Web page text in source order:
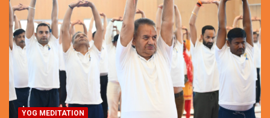
YOG MEDITATION